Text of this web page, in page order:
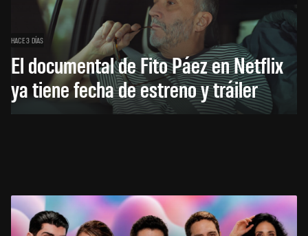
HACE 3 DÍAS
El documental de Fito Páez en Netflix
ya tiene fecha de estreno y tráiler